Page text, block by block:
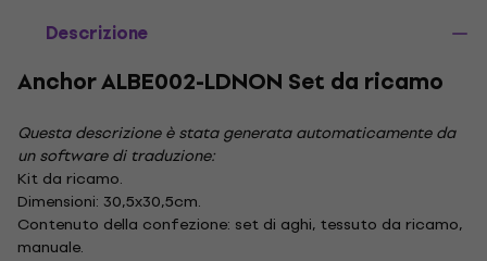
Descrizione
Anchor ALBE002-LDNON Set da ricamo
Questa descrizione è stata generata automaticamente da
un software di traduzione:
Kit da ricamo.
Dimensioni: 30,5x30,5cm.
Contenuto della confezione: set di aghi, tessuto da ricamo,
manuale.